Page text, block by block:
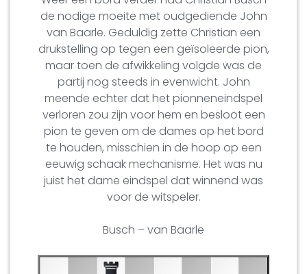
de nodige moeite met oudgediende John
van Baarle. Geduldig zette Christian een
drukstelling op tegen een geïsoleerde pion,
maar toen de afwikkeling volgde was de
partij nog steeds in evenwicht. John
meende echter dat het pionneneindspel
verloren zou zijn voor hem en besloot een
pion te geven om de dames op het bord
te houden, misschien in de hoop op een
eeuwig schaak mechanisme. Het was nu
juist het dame eindspel dat winnend was
voor de witspeler.
Busch – van Baarle